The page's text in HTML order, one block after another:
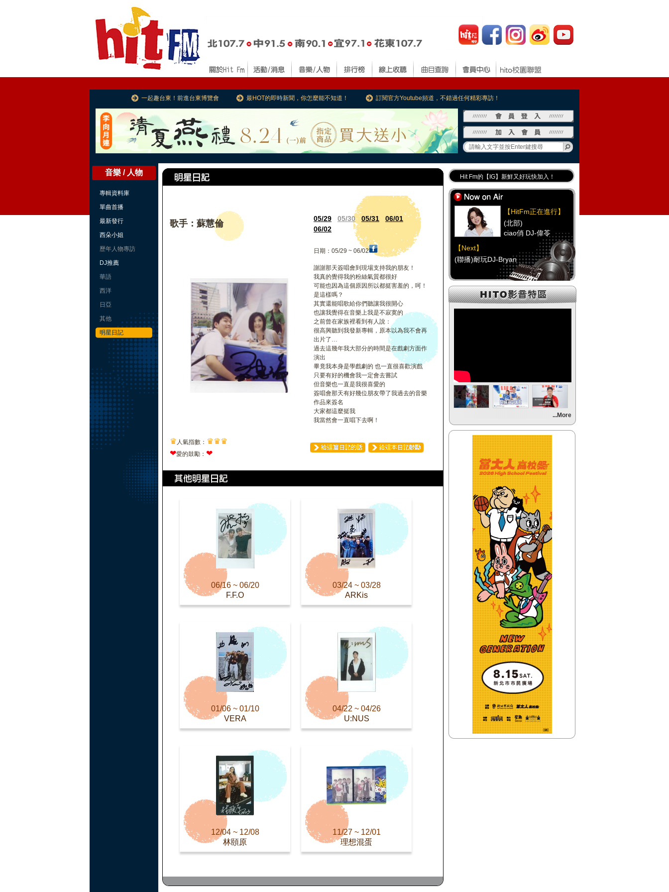
一起趣台東！前進台東博覽會 最HOT的即時新聞，你怎麼能不知道！ 訂閱官方Youtube頻道，不錯過任何精彩專訪！
音樂 / 人物
專輯資料庫
單曲首播
最新發行
西朵小姐
歷年人物專訪
DJ推薦
華語
西洋
日亞
其他
明星日記
歌手：蘇慧倫 05/29 05/30 05/31
06/01
06/02
日期：05/29 ~ 06/02
謝謝那天簽唱會到現場支持我的朋友！
我真的覺得我的粉絲氣質都很好
可能也因為這個原因所以都挺害羞的，呵！
是這樣嗎？
其實還能唱歌給你們聽讓我很開心
也讓我覺得在音樂上我是不寂寞的
之前曾在家族裡看到有人說：
很高興聽到我發新專輯，原本以為我不會再
出片了…
過去這幾年我大部分的時間是在戲劇方面作
演出
畢竟我本身是學戲劇的 也一直很喜歡演戲
只要有好的機會我一定會去嘗試
但音樂也一直是我很喜愛的
簽唱會那天有好幾位朋友帶了我過去的音樂
作品來簽名
大家都這麼挺我
我當然會一直唱下去啊！
♛ 人氣指數： ♛♛♛
❤愛的鼓勵： ❤
06/16 ~ 06/20
F.F.O
03/24 ~ 03/28
ARKis
01/06 ~ 01/10
VERA
04/22 ~ 04/26
U:NUS
12/04 ~ 12/08
林頤原
11/27 ~ 12/01
理想混蛋
Hit Fm的【IG】新鮮又好玩快加入！
Hit Fm【FB臉書粉絲團】等你加入！
最專業《DJ推薦》好音樂千萬別錯過！
好康報報 最新優惠訊息都在這！
【HitFm正在進行】
(北部)
ciao俏 DJ-偉苓
【Next】
(聯播)耐玩DJ-Bryan
【HitFm正在進行】
(中部)
(南部)
POP大國民-邱世卿
【Next】
(宜蘭)
POP大國民-邱世卿
(聯播)耐玩DJ-Bryan
【HitFm正在進行】
(花東)
POP大國民-邱世卿
【Next】
(聯播)耐玩DJ-Bryan
...More